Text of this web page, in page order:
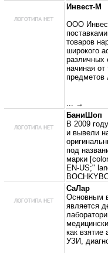
Инвест-М
ООО
товаров
широкого
различных
начиная
предметов
... →
БаниШоп
В 2009
и вывели
под
марки
EN-US;"
СаЛар
Основным
является
как взятие
УЗИ,